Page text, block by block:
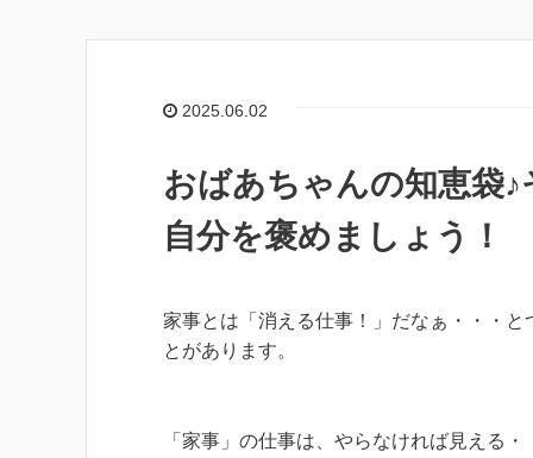
2025.06.02
おばあちゃんの知恵袋
自分を褒めましょう！
家事とは「消える仕事！」だなぁ・・・と
とがあります。
「家事」の仕事は、やらなければ見える